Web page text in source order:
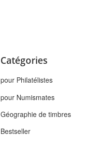
Catégories
pour Philatélistes
pour Numismates
Géographie de timbres
Bestseller